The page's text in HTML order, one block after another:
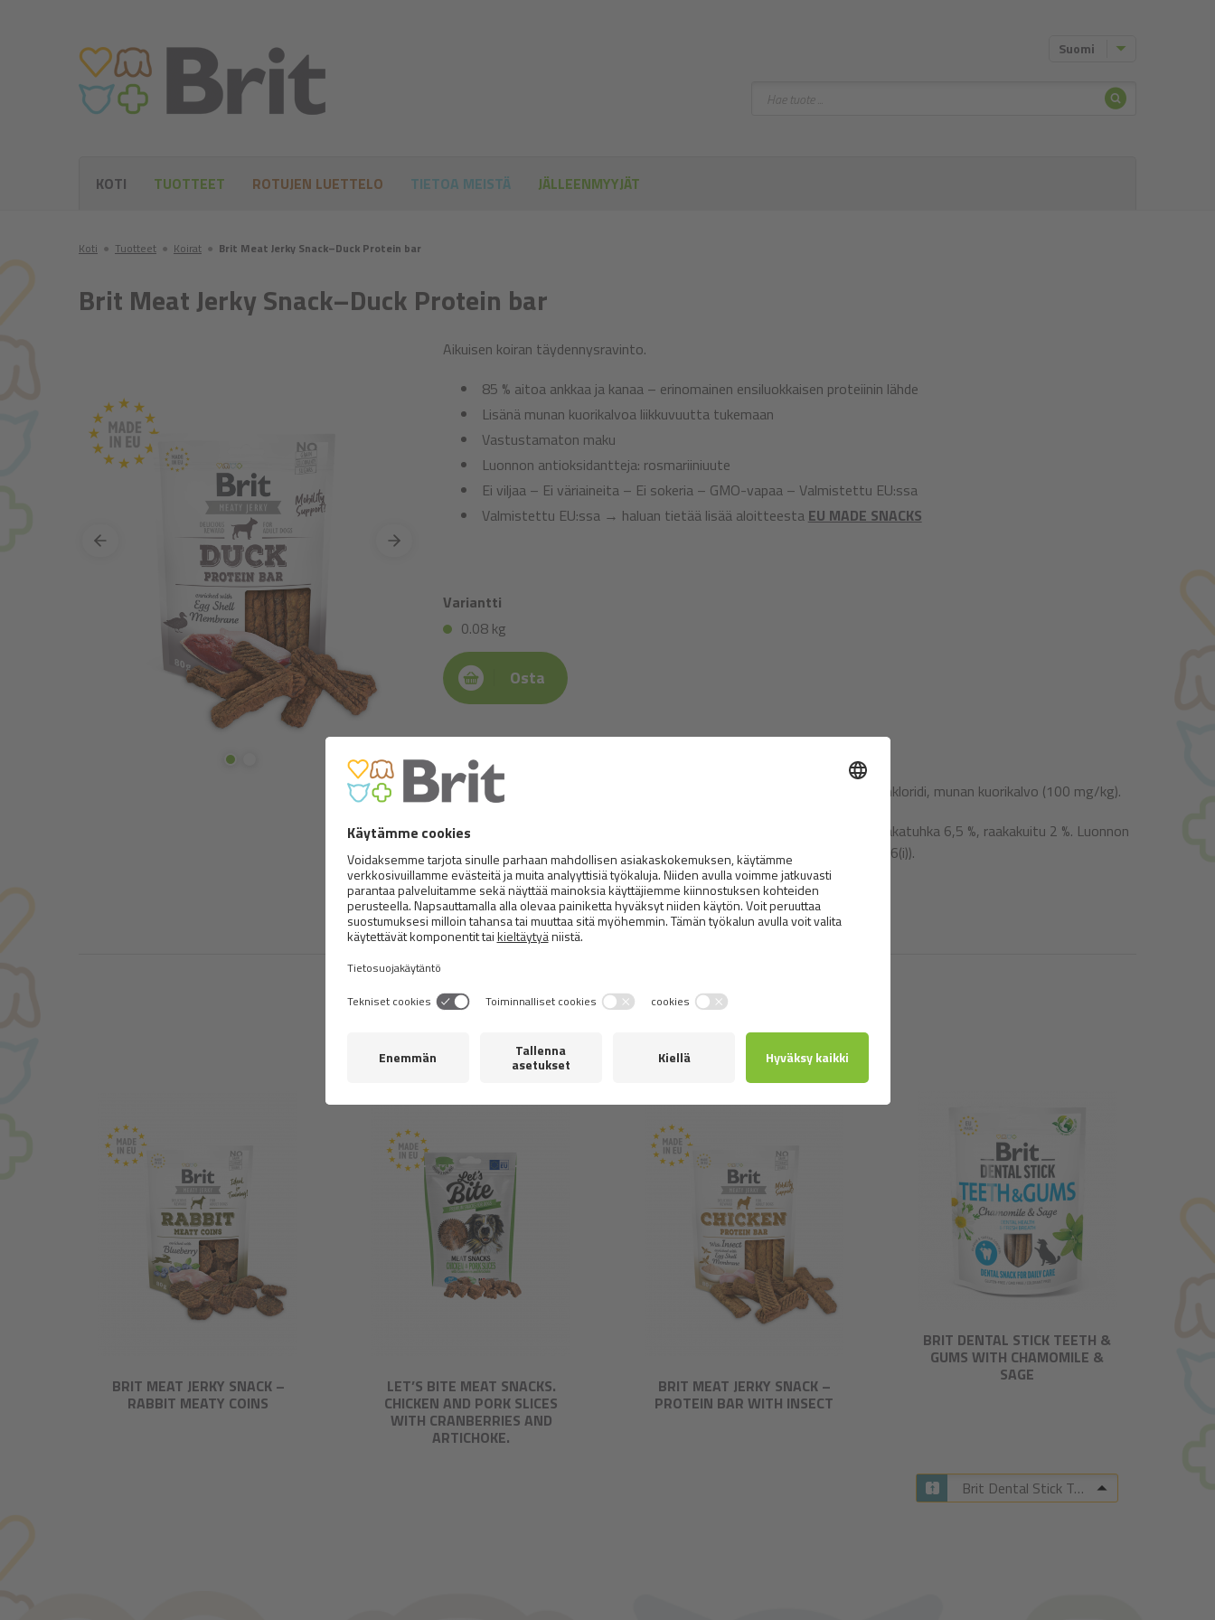
Koti ● Tuotteet ● Koirat ● Brit Meat Jerky Snack–Duck Protein bar
Brit Meat Jerky Snack–Duck Protein bar
Aikuisen koiran täydennysravinto.
85 % aitoa ankkaa ja kanaa – erinomainen ensiluokkaisen proteiinin lähde
Lisänä munan kuorikalvoa liikkuvuutta tukemaan
Vastustamaton maku
Luonnon antioksidantteja: rosmariiniuute
Ei viljaa – Ei väriaineita – Ei sokeria – GMO-vapaa – Valmistettu EU:ssa
Valmistettu EU:ssa → haluan tietää lisää aloitteesta EU MADE SNACKS
Variantti
0.08 kg
Osta
kana (59 %), ankka (26 %), kasvipohjainen glyseroli, lignoselluloosa, natriumkloridi, munan kuorikalvo (100 mg/kg).
Ravintoaineet:
raakavalkuainen 31 %, raakarasva 26 %, kosteus 18 %, raakatuhka 6,5 %, raakakuitu 2 %. Luonnon
antioksidantit: rosmariiniuute ja kasviöljyperäiset tokoferoliuutteet (1b306(i)).
Metabolinen energia:4,080 kcal/kg.
Samanlaisia
BRIT MEAT JERKY SNACK –
RABBIT MEATY COINS
LET’S BITE MEAT SNACKS.
CHICKEN AND PORK SLICES
WITH CRANBERRIES AND
ARTICHOKE.
BRIT MEAT JERKY SNACK –
PROTEIN BAR WITH INSECT
BRIT DENTAL STICK TEETH &
GUMS WITH CHAMOMILE &
SAGE​
Brit Dental Stick Teeth & Gums with Chamomile & Sage
Suomi
Hae Hae
KOTI TUOTTEET ROTUJEN LUETTELO TIETOA MEISTÄ JÄLLEENMYYJÄT